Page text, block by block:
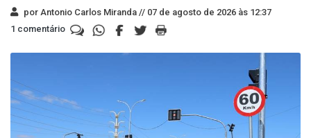
por Antonio Carlos Miranda // 07 de agosto de 2026 às 12:37
1 comentário